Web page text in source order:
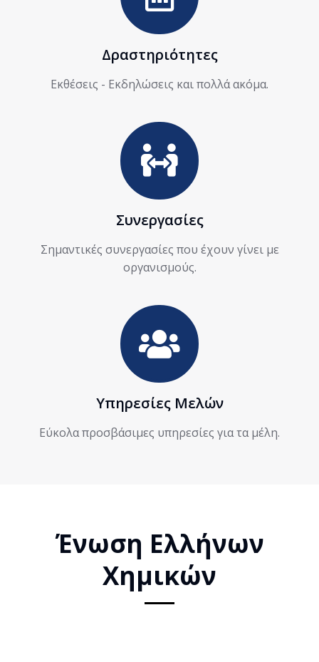
Δραστηριότητες
Εκθέσεις - Εκδηλώσεις και πολλά ακόμα.
Συνεργασίες
Σημαντικές συνεργασίες που έχουν γίνει με
οργανισμούς.
Υπηρεσίες Μελών
Εύκολα προσβάσιμες υπηρεσίες για τα μέλη.
Ένωση Ελλήνων
Χημικών